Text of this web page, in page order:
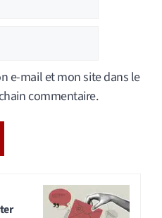
e-mail et mon site dans le
commentaire.